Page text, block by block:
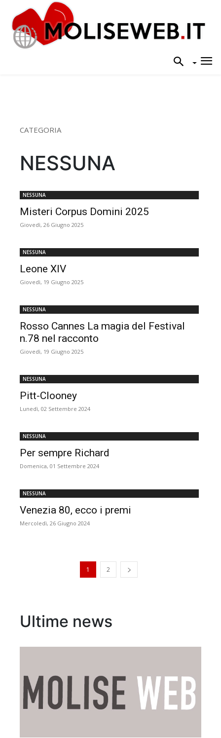
CATEGORIA
NESSUNA
NESSUNA
Misteri Corpus Domini 2025
Giovedì, 26 Giugno 2025
NESSUNA
Leone XIV
Giovedì, 19 Giugno 2025
NESSUNA
Rosso Cannes La magia del Festival
n.78 nel racconto
Giovedì, 19 Giugno 2025
NESSUNA
Pitt-Clooney
Lunedì, 02 Settembre 2024
NESSUNA
Per sempre Richard
Domenica, 01 Settembre 2024
NESSUNA
Venezia 80, ecco i premi
Mercoledì, 26 Giugno 2024
1 2
Ultime news